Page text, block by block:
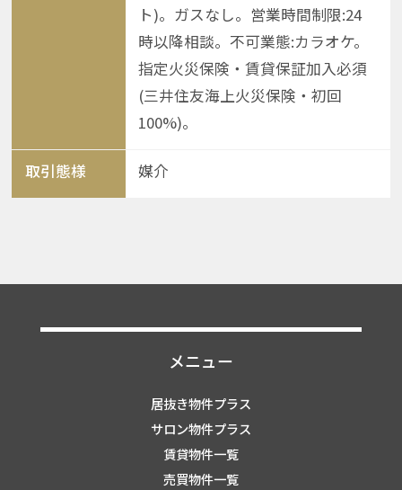
ト)。ガスなし。営業時間制限:24
時以降相談。不可業態:カラオケ。
指定火災保険・賃貸保証加入必須
(三井住友海上火災保険・初回
100%)。
取引態様 媒介
メニュー
居抜き物件プラス
サロン物件プラス
賃貸物件一覧
売買物件一覧